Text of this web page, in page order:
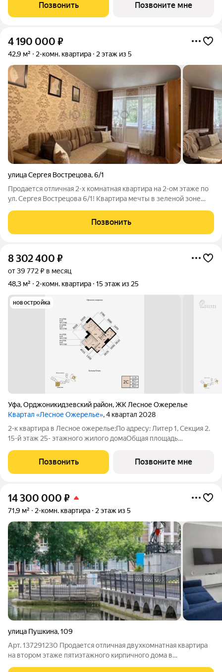
Позвонить Позвоните мне
4 190 000 ₽
42,9 м² 2-комн. квартира 2 этаж из 5
улица Сергея Вострецова,6/1
Продается отличная 2-х комнатная квартира на 2-ом этаже по
ул. Сергея Вострецова 6/1! Квартира мечты в зеленой зоне
сделана для себя, проводка вся поменяна, натяжные потолки,
встроенный шкаф в
Позвонить
8 302 400 ₽
от 39 772 ₽ в месяц
48,3 м²
2-комн. квартира 15 этаж из 25
новостройка
Уфа,Орджоникидзевский район,ЖК Лесное Ожерелье
Квартал «Лесное Ожерелье», 4 квартал 2028
2-к квартира в Лесное ожерелье;По адресу: Литер 1, Секция 2.
15-й этаж 25- этажного жилого домаОбщая площадь
Трест".Срок окончания строительства: 4 квартал 2028
года.Квартира с свободной
Позвонить Позвоните мне
14 300 000 ₽
71,9 м² 2-комн. квартира 2 этаж из 5
улица Пушкина,109
Арт. 137291230 Продается отличная двухкомнатная квартира
на втором этаже пятиэтажного кирпичного дома в